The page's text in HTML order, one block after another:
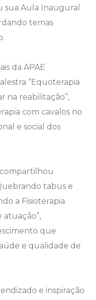
sua Aula Inaugural
temas
da APAE
“Equoterapia
na reabilitação”,
com cavalos no
e social dos
tabus e
a Fisioterapia
atuação”,
que
e qualidade de
e inspiração